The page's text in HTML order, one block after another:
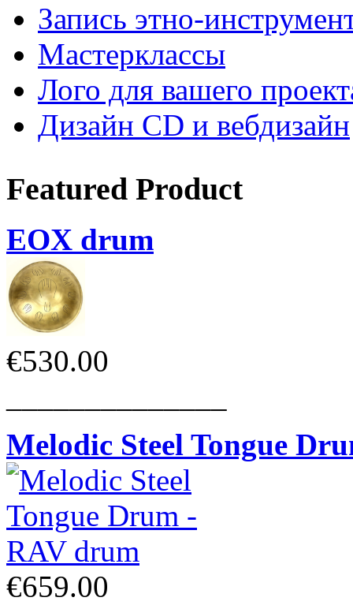
Запись этно-
Мастерклассы
Лого для вашего
Дизайн CD и вебдизайн
Featured Product
EOX drum
€530.00
Melodic Steel Tongue
€659.00